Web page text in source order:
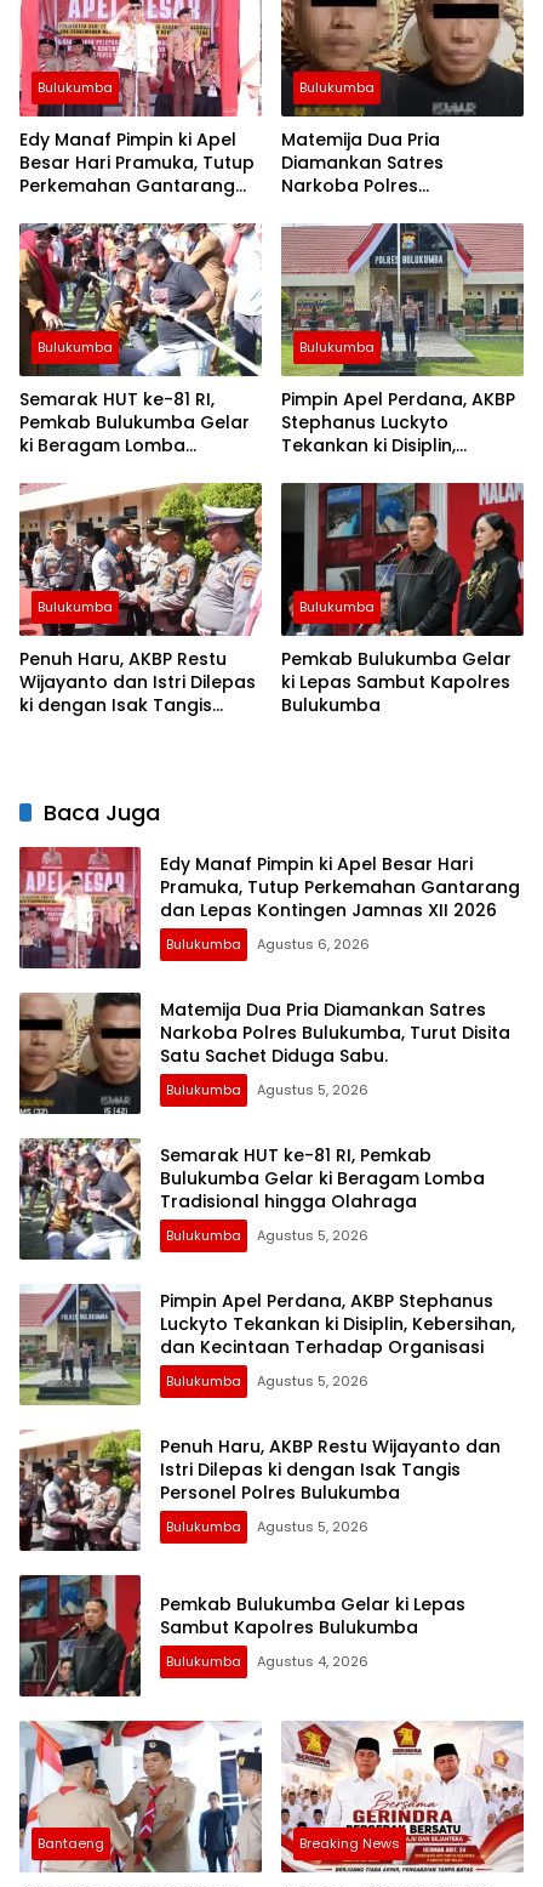
Bulukumba
Edy Manaf Pimpin ki Apel
Besar Hari Pramuka, Tutup
Perkemahan Gantarang
Jamnas XII 2026
Bulukumba
Matemija Dua Pria
Diamankan Satres
Narkoba Polres
Satu Sachet Diduga Sabu.
Bulukumba
Semarak HUT ke-81 RI,
Pemkab Bulukumba Gelar
ki Beragam Lomba
Olahraga
Bulukumba
Pimpin Apel Perdana, AKBP
Stephanus Luckyto
Tekankan ki Disiplin,
Terhadap Organisasi
Bulukumba
Penuh Haru, AKBP Restu
Wijayanto dan Istri Dilepas
ki dengan Isak Tangis
Bulukumba
Pemkab Bulukumba Gelar
ki Lepas Sambut Kapolres
Bulukumba
Baca Juga
Edy Manaf Pimpin ki Apel Besar Hari
Pramuka, Tutup Perkemahan Gantarang
dan Lepas Kontingen Jamnas XII 2026
Bulukumba Agustus 6, 2026
Matemija Dua Pria Diamankan Satres
Narkoba Polres Bulukumba, Turut Disita
Satu Sachet Diduga Sabu.
Bulukumba Agustus 5, 2026
Semarak HUT ke-81 RI, Pemkab
Bulukumba Gelar ki Beragam Lomba
Tradisional hingga Olahraga
Bulukumba Agustus 5, 2026
Pimpin Apel Perdana, AKBP Stephanus
Luckyto Tekankan ki Disiplin, Kebersihan,
dan Kecintaan Terhadap Organisasi
Bulukumba Agustus 5, 2026
Penuh Haru, AKBP Restu Wijayanto dan
Istri Dilepas ki dengan Isak Tangis
Personel Polres Bulukumba
Bulukumba Agustus 5, 2026
Pemkab Bulukumba Gelar ki Lepas
Sambut Kapolres Bulukumba
Bulukumba Agustus 4, 2026
Bantaeng Breaking News